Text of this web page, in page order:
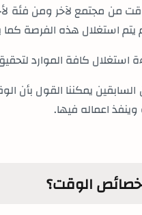
من مجتمع لآخر ومن فئة
لم يتم استغلال هذه الفرصة
استغلال كافة الموارد
السابقين يمكننا القول بأن
اعماله فيها.